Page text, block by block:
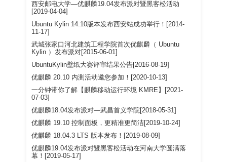
西安邮电大学—优麒麟19.04发布派对暨黑客松活动
[2019-04-04]
Ubuntu Kylin 14.10版本发布西安站成功举行！[2014-
11-17]
武城张家口河北建筑工程学院首次优麒麟（ Ubuntu
Kylin ）发布派对[2015-06-01]
UbuntuKylin壁纸大赛评审结果公告[2016-08-19]
优麒麟 20.10 内测活动邀您参加！[2020-10-13]
一分钟带你了解【麒麟移动运行环境 KMRE】[2021-
07-03]
优麒麟18.04发布派对—武昌首义学院[2018-05-31]
优麒麟 19.10 控制面板，更精准更简洁[2019-10-24]
优麒麟 18.04.3 LTS 版本发布！[2019-08-09]
优麒麟19.04发布派对暨黑客松活动在河南大学圆满落
幕！[2019-05-17]